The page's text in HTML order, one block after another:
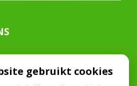
gebruikt cookies